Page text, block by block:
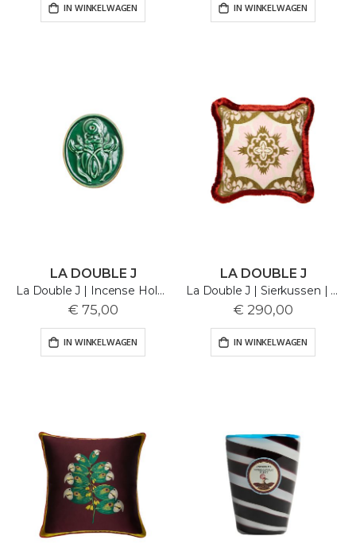
IN WINKELWAGEN IN WINKELWAGEN
LA DOUBLE J
La Double J | Incense Holder | Forest Green
€ 75,00
IN WINKELWAGEN
LA DOUBLE J
La Double J | Sierkussen | Light Pink | 50x50cm
€ 290,00
IN WINKELWAGEN